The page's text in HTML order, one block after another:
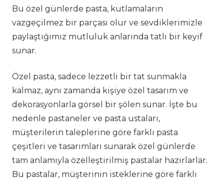
Bu özel günlerde pasta, kutlamaların
vazgeçilmez bir parçası olur ve sevdiklerimizle
paylaştığımız mutluluk anlarında tatlı bir keyif
sunar.
Özel pasta, sadece lezzetli bir tat sunmakla
kalmaz, aynı zamanda kişiye özel tasarım ve
dekorasyonlarla görsel bir şölen sunar. İşte bu
nedenle pastaneler ve pasta ustaları,
müşterilerin taleplerine göre farklı pasta
çeşitleri ve tasarımları sunarak özel günlerde
tam anlamıyla özelleştirilmiş pastalar hazırlarlar.
Bu pastalar, müşterinin isteklerine göre farklı